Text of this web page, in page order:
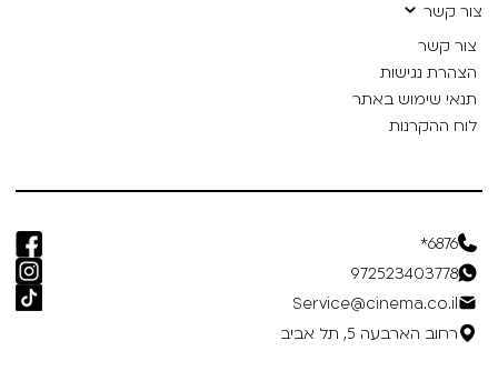
צור קשר
צור קשר
הצהרת נגישות
תנאי שימוש באתר
לוח ההקרנות
6876*
972523403778
Service@cinema.co.il
רחוב הארבעה 5, תל אביב